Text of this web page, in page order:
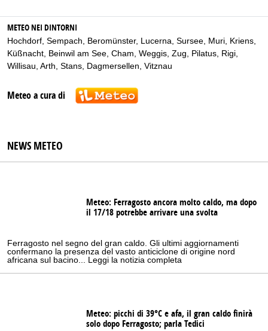
METEO NEI DINTORNI
Hochdorf Sempach Beromünster, Lucerna Sursee Muri Kriens
Küßnacht Beinwil am See Cham Weggis Zug Pilatus Rigi
Willisau Arth Stans Dagmersellen Vitznau
Meteo a cura di
NEWS METEO
Meteo: Ferragosto ancora molto caldo, ma dopo
il 17/18 potrebbe arrivare una svolta
Ferragosto nel segno del gran caldo. Gli ultimi aggiornamenti
confermano la presenza del vasto anticiclone di origine nord
africana sul bacino... Leggi la notizia completa
Meteo: picchi di 39°C e afa, il gran caldo finirà
solo dopo Ferragosto; parla Tedici